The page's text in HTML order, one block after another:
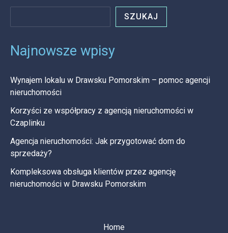
SZUKAJ
Najnowsze wpisy
Wynajem lokalu w Drawsku Pomorskim – pomoc agencji
nieruchomości
Korzyści ze współpracy z agencją nieruchomości w
Czaplinku
Agencja nieruchomości: Jak przygotować dom do
sprzedaży?
Kompleksowa obsługa klientów przez agencję
nieruchomości w Drawsku Pomorskim
Home